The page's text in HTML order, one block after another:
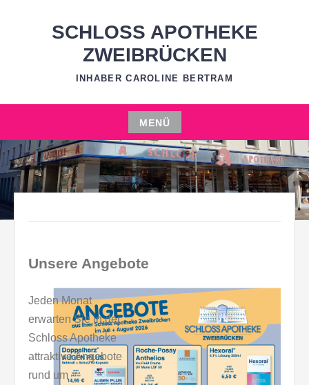
SCHLOSS APOTHEKE
ZWEIBRÜCKEN
INHABER CAROLINE BERTRAM
MENÜ
Zum
Inhalt
springen
Unsere Angebote
Jeden Monat
erwarten Sie in der
Schloss Apotheke
attraktive Angebote
rund um